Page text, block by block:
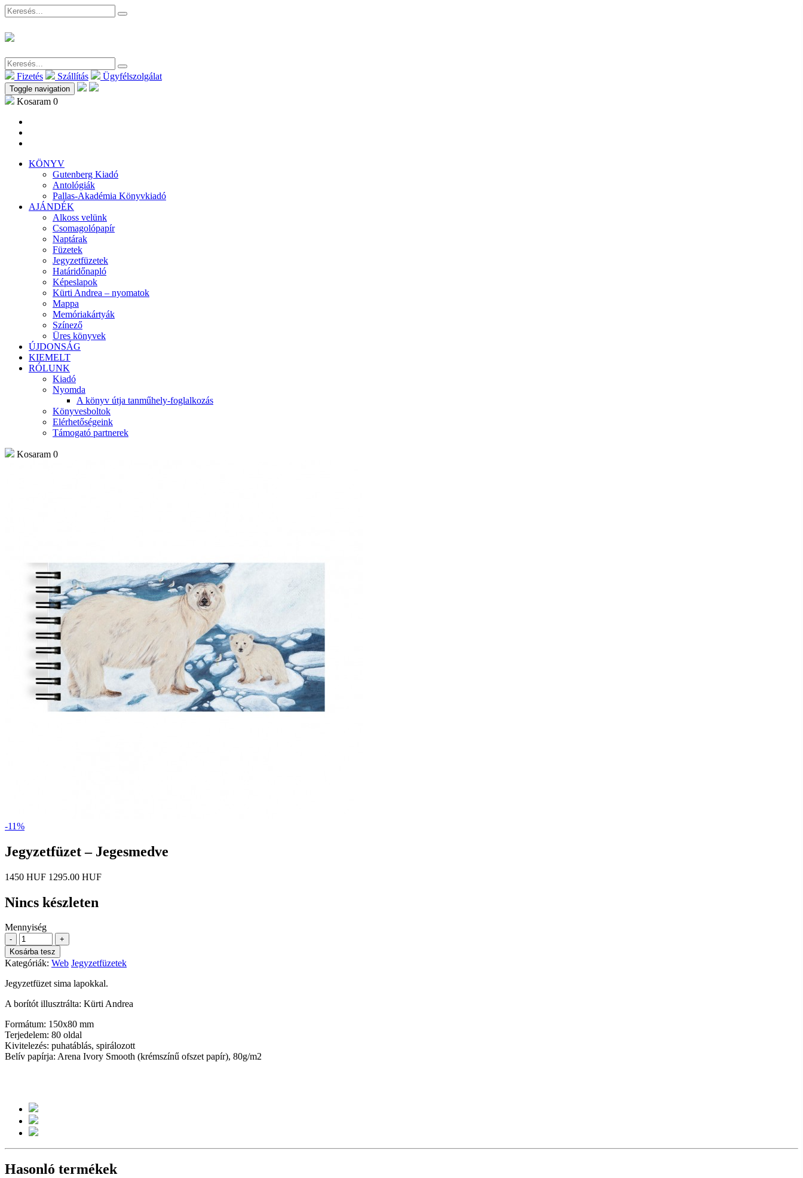
Fizetés Szállítás Ügyfélszolgálat
Toggle navigation
Kosaram 0
KÖNYV
Gutenberg Kiadó
Antológiák
Pallas-Akadémia Könyvkiadó
AJÁNDÉK
Alkoss velünk
Csomagolópapír
Naptárak
Füzetek
Jegyzetfüzetek
Határidőnapló
Képeslapok
Kürti Andrea – nyomatok
Mappa
Memóriakártyák
Színező
Üres könyvek
ÚJDONSÁG
KIEMELT
RÓLUNK
Kiadó
Nyomda
A könyv útja tanműhely-foglalkozás
Könyvesboltok
Elérhetőségeink
Támogató partnerek
Kosaram 0
-11%
Jegyzetfüzet – Jegesmedve
1450 HUF 1295.00 HUF
Nincs készleten
Mennyiség
-
+
Kosárba tesz
Kategóriák: Web Jegyzetfüzetek
Jegyzetfüzet sima lapokkal.
A borítót illusztrálta: Kürti Andrea
Formátum: 150x80 mm
Terjedelem: 80 oldal
Kivitelezés: puhatáblás, spirálozott
Belív papírja: Arena Ivory Smooth (krémszínű ofszet papír), 80g/m2
Hasonló termékek